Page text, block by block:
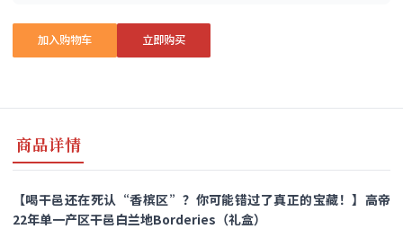
加入购物车 立即购买
商品详情
【喝干邑还在死认“香槟区”？你可能错过了真正的宝藏！】高帝
22年单一产区干邑白兰地Borderies（礼盒）